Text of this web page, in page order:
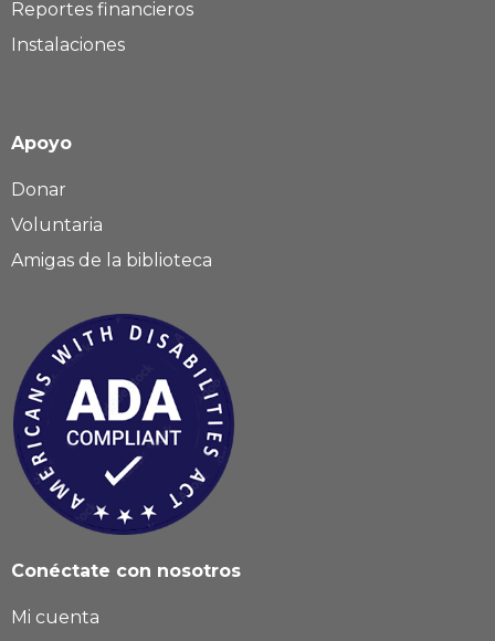
Reportes financieros
Instalaciones
Apoyo
Donar
Voluntaria
Amigas de la biblioteca
Conéctate con nosotros
Mi cuenta